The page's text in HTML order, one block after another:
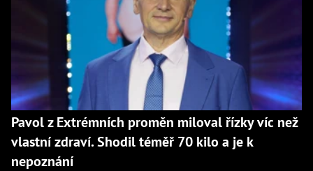
Pavol z Extrémních proměn miloval řízky víc než
vlastní zdraví. Shodil téměř 70 kilo a je k
nepoznání